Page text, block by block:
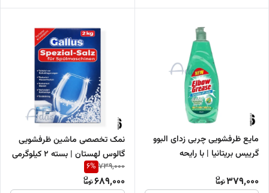
مایع ظرفشویی چربی زدای البوو
گرییس بریتانیا | با رایحه
379,000
نمک تخصصی ماشین ظرفشویی
گالوس لهستان | بسته 2 کیلوگرمی
739,000
6%
689,000